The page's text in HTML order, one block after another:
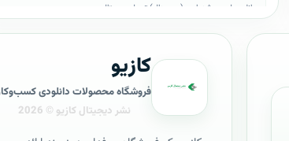
دانلود طرح پیشنهادی (پروپوزال) تحول دیجیتال،...
پروپوزال AI
دانلود طرح پيشنهادي(پروپوزال) هوش مصنوعی (AI...
پروپوزال بیزاجی
دانلود طرح پيشنهادي(پروپوزال) بیزاجی، لایه ب...
کازیو
فروشگاه محصولات دانلودی